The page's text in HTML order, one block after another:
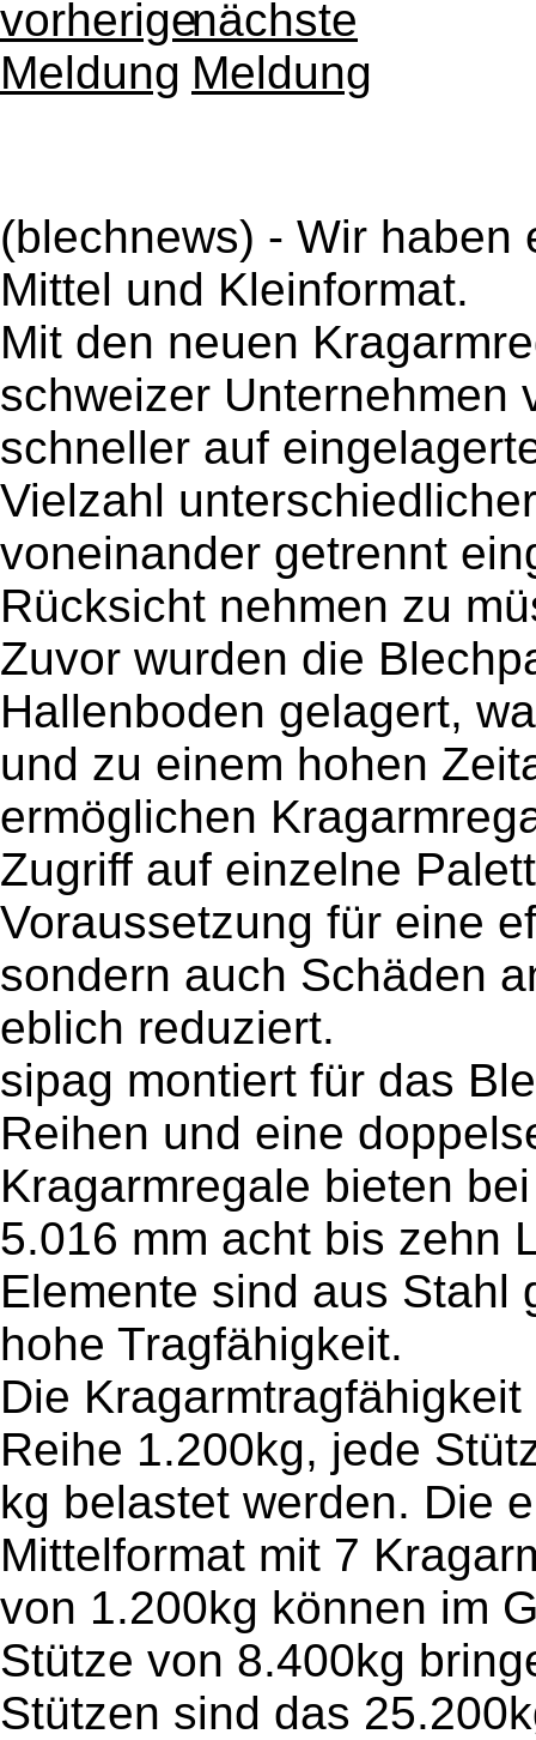
(blechnews) - Wir
Mittel und Kleinformat.
Mit den neuen
schweizer Unternehmen
schneller auf
Vielzahl
voneinander getrennt
Rücksicht nehmen zu
Zuvor wurden die
Hallenboden gelagert,
und zu einem hohen
ermöglichen
Zugriff auf einzelne
Voraussetzung für eine
sondern auch Schäden
eblich reduziert.
sipag montiert für das
Reihen und eine
Kragarmregale bieten
5.016 mm acht bis zehn
Elemente sind aus Stahl
hohe Tragfähigkeit.
Die
Reihe 1.200kg, jede
kg belastet werden. Die
Mittelformat mit 7
von 1.200kg können im
Stütze von 8.400kg
Stützen sind das